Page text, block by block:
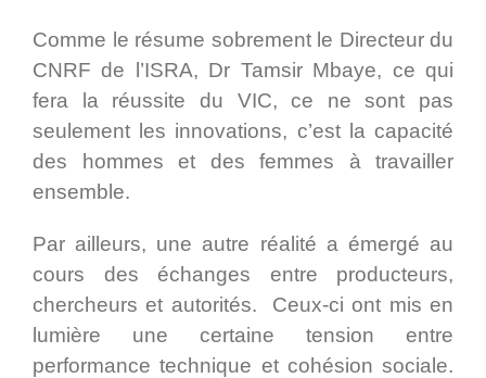
Comme le résume sobrement le Directeur du
CNRF de l’ISRA, Dr Tamsir Mbaye, ce qui
fera la réussite du VIC, ce ne sont pas
seulement les innovations, c’est la capacité
des hommes et des femmes à travailler
ensemble.
Par ailleurs, une autre réalité a émergé au
cours des échanges entre producteurs,
chercheurs et autorités. Ceux-ci ont mis en
lumière une certaine tension entre
performance technique et cohésion sociale.